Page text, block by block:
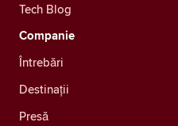
Tech Blog
Companie
Întrebări
Destinații
Presă